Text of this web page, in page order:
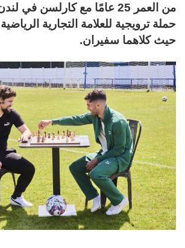
من العمر 25 عامًا مع كارلسن
حملة ترويجية للعلامة التجارية الرياضية
حيث كلاهما سفيران.